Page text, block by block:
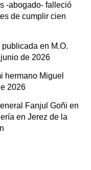
-abogado- falleció
de cumplir cien
en M.O.
de 2026
hermano Miguel
2026
Fanjul Goñi en
en Jerez de la